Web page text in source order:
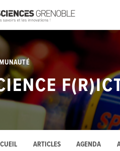
ARTICLES AGENDA